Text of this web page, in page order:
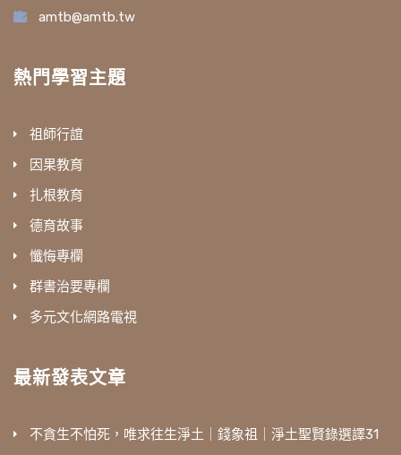
amtb@amtb.tw
熱門學習主題
祖師行誼
因果教育
扎根教育
德育故事
懺悔專欄
群書治要專欄
多元文化網路電視
最新發表文章
不貪生不怕死，唯求往生淨土｜錢象祖｜淨土聖賢錄選譯31